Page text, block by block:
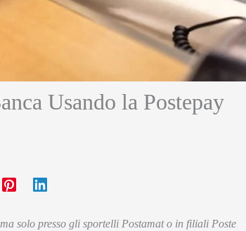
Usando la Postepay
solo presso gli sportelli Postamat o in filiali Poste